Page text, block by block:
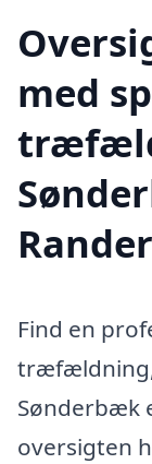
med
Find en
Sønderbæk
oversigten